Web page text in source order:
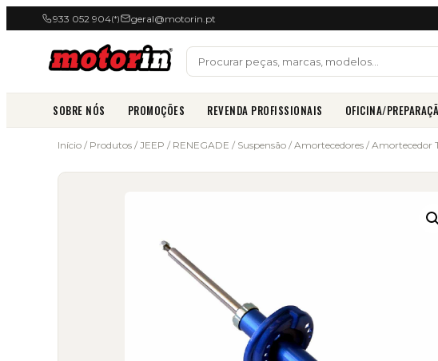
933 052 904(*) geral@motorin.pt
SOBRE NÓS PROMOÇÕES REVENDA PROFISSIONAIS OFICINA/
Início / Produtos / JEEP / RENEGADE / Suspensão / Amortecedores / Amortecedor